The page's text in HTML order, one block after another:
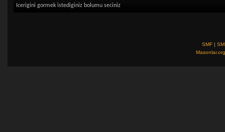
Icerigini gormek istediginiz bolumu seciniz
SMF |
Masonlar.org